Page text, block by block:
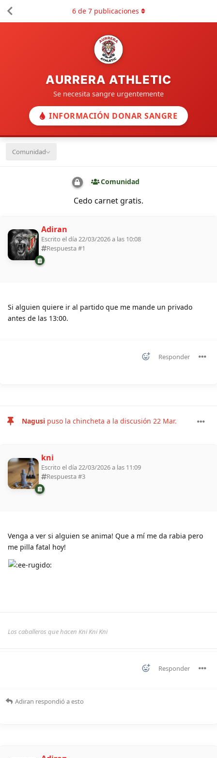
AURRERA ATHLETIC
Se necesita sangre urgentemente
INFORMACIÓN DONAR SANGRE
Comunidad
Comunidad
Cedo carnet gratis.
6de 7publicaciones
Adiran
Escrito el día 22/03/2026 a las 10:08
Respuesta #1
Si alguien quiere ir al partido que me mande un privado
antes de las 13:00.
Responder
Nagusi puso la chincheta a la discusión 22 Mar.
kni
Escrito el día 22/03/2026 a las 11:09
Respuesta #3
Venga a ver si alguien se anima! Que a mí me da rabia pero
me pilla fatal hoy!
Los caballeros que hacen Kni Kni Kni
Responder
Adiran respondió a esto